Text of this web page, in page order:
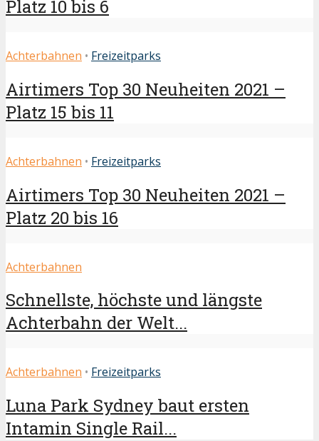
Platz 10 bis 6
Achterbahnen • Freizeitparks
Airtimers Top 30 Neuheiten 2021 –
Platz 15 bis 11
Achterbahnen • Freizeitparks
Airtimers Top 30 Neuheiten 2021 –
Platz 20 bis 16
Achterbahnen
Schnellste, höchste und längste
Achterbahn der Welt...
Achterbahnen • Freizeitparks
Luna Park Sydney baut ersten
Intamin Single Rail...